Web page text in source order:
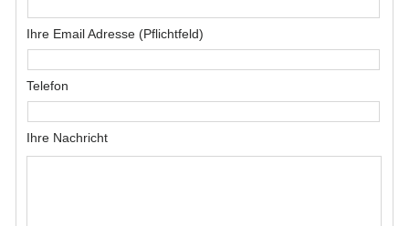
Ihre Email Adresse (Pflichtfeld)
Telefon
Ihre Nachricht